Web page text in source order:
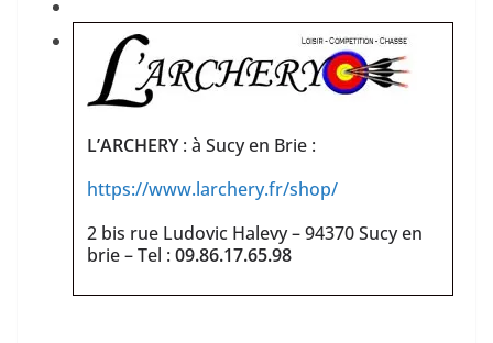
L’ARCHERY: à Sucy en Brie :
https://www.larchery.fr/shop/
2 bis rue Ludovic Halevy – 94370 Sucy en
brie – Tel : 09.86.17.65.98